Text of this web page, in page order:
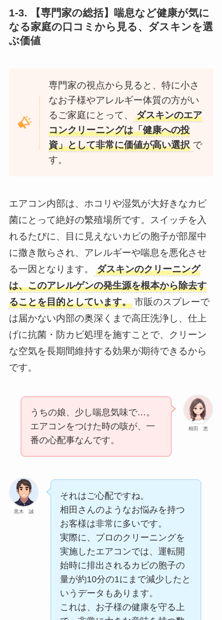
1-3. 【専門家の総括】喘息など健康が気に
なる家庭の口コミから見る、ダスキンを選
ぶ価値
専門家の視点から見ると、特に小さ
なお子様やアレルギー体質の方がい
るご家庭にとって、
ダスキンのエア
コンクリーニングは「健康への投
資」として非常に価値が高い選択 で
す。
エアコン内部は、ホコリや湿気が大好きなカビ
菌にとって絶好の繁殖場所です。スイッチを入
れるたびに、目に見えないカビの胞子が部屋中
に撒き散らされ、アレルギーや喘息を悪化させ
る一因となります。
ダスキンのクリーニング
は、このアレルゲンの発生源を根本から除去す
ることを目的としています。 市販のスプレーで
は届かない内部の奥深くまで高圧洗浄し、仕上
げに抗菌・防カビ処理を施すことで、クリーン
な空気を長期間維持する効果が期待できるから
です。
相田 恵
うちの娘、少し喘息気味で…。
エアコンをつけた時の咳が、一
番の心配事なんです。
黒木 誠
それはご心配ですね。
相田さんのようなお悩みを持つ
お客様は非常に多いです。
実際に、プロのクリーニングを
実施したエアコンでは、運転開
始時に排出されるカビの胞子の
量が約10分の1にまで減少したと
いうデータもあります。
これは、お子様の健康を守る上